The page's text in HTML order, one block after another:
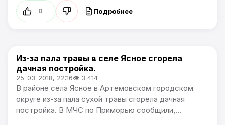
0 Подробнее
Происшествия
Из-за пала травы в селе Ясное сгорела
дачная постройка.
25-03-2018, 22:16👁 3 414
В районе села Ясное в Артемовском городском
округе из-за пала сухой травы сгорела дачная
постройка. В МЧС по Приморью сообщили,...